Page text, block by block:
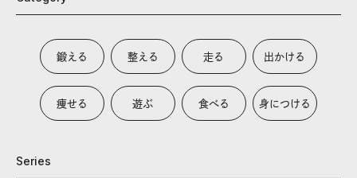
鍛える 整える 走る 出かける
痩せる 遊ぶ 食べる 身につける
Series